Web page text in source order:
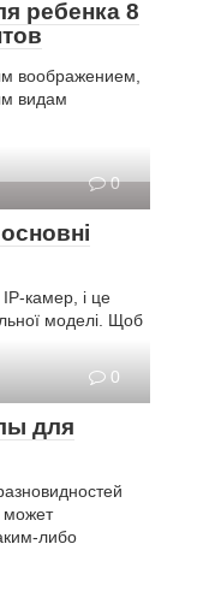
ребенка 8
воображением,
видам
0
камер, і це
моделі. Щоб
0
для
может
либо